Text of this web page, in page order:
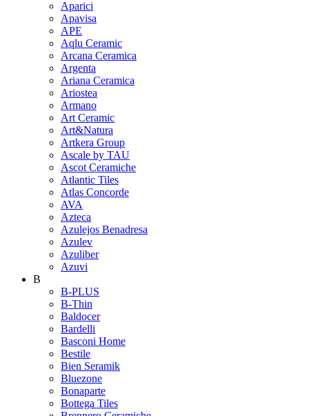
Aparici
Apavisa
APE
Aqlu Ceramic
Arcana Ceramica
Argenta
Ariana Ceramica
Ariostea
Armano
Art Ceramic
Art&Natura
Artkera Group
Ascale by TAU
Ascot Ceramiche
Atlantic Tiles
Atlas Concorde
AVA
Azteca
Azulejos Benadresa
Azulev
Azuliber
Azuvi
B
B-PLUS
B-Thin
Baldocer
Bardelli
Basconi Home
Bestile
Bien Seramik
Bluezone
Bonaparte
Bottega Tiles